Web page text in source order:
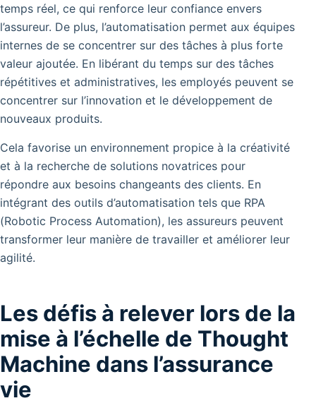
temps réel, ce qui renforce leur confiance envers
l’assureur. De plus, l’automatisation permet aux équipes
internes de se concentrer sur des tâches à plus forte
valeur ajoutée. En libérant du temps sur des tâches
répétitives et administratives, les employés peuvent se
concentrer sur l’innovation et le développement de
nouveaux produits.
Cela favorise un environnement propice à la créativité
et à la recherche de solutions novatrices pour
répondre aux besoins changeants des clients. En
intégrant des outils d’automatisation tels que RPA
(Robotic Process Automation), les assureurs peuvent
transformer leur manière de travailler et améliorer leur
agilité.
Les défis à relever lors de la
mise à l’échelle de Thought
Machine dans l’assurance
vie